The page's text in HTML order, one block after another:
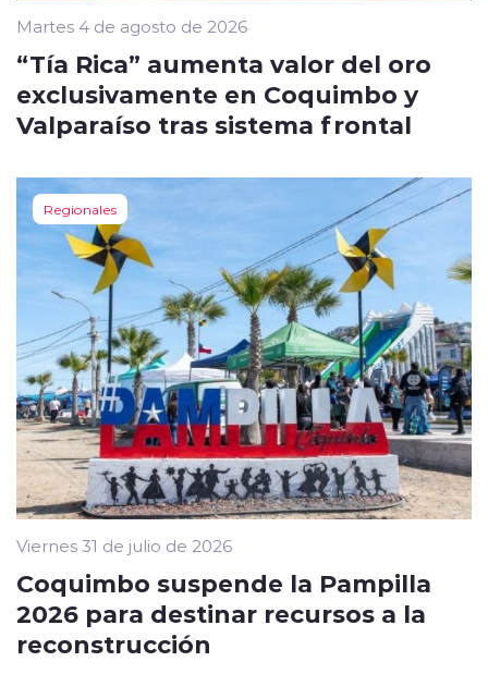
Martes 4 de agosto de 2026
“Tía Rica” aumenta valor del oro
exclusivamente en Coquimbo y
Valparaíso tras sistema frontal
Regionales
Viernes 31 de julio de 2026
Coquimbo suspende la Pampilla
2026 para destinar recursos a la
reconstrucción